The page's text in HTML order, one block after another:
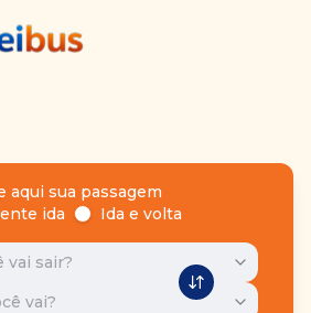
aqui sua passagem
ida
Ida e volta
vai sair?
vai?